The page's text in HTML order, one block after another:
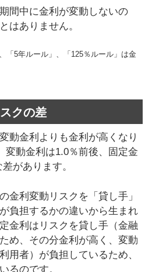
間中に金利が変動しないの
はありません。
「5年ルール」、「125％ルール」は金
クの差
動金利よりも金利が高くなり
変動金利は1.0％前後、固定金
があります。
金利変動リスクを「貸し手」
負担するかの違いから生まれ
金利はリスクを貸し手（金融
め、その分金利が高く、変動
用者）が負担しているため、
るのです。